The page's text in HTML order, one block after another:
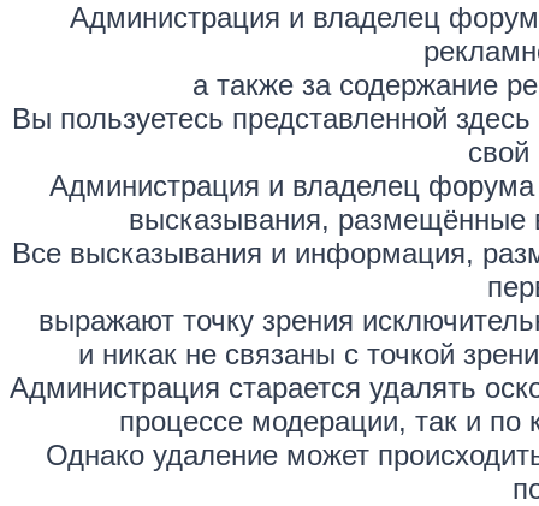
Администрация и владелец
а также за содержание
Вы пользуетесь представленной
свой
Администрация и владелец форума
высказывания, размещённые
Все высказывания и информация,
выражают точку зрения
и никак не связаны с точкой
Администрация старается удалять
процессе модерации, так и по
Однако удаление может